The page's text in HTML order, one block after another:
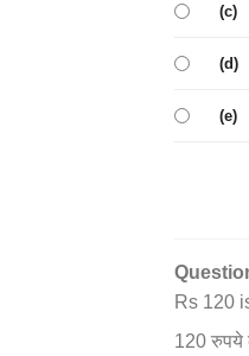
(c)
(d)
(e)
Rs 120
120 रुपये